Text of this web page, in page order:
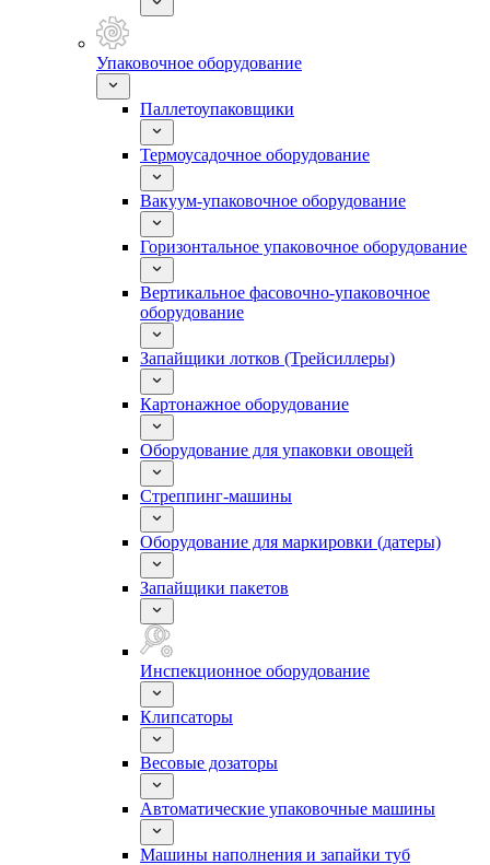
Упаковочное оборудование
Паллетоупаковщики
Термоусадочное оборудование
Вакуум-упаковочное оборудование
Горизонтальное упаковочное оборудование
Вертикальное фасовочно-упаковочное
оборудование
Запайщики лотков (Трейсиллеры)
Картонажное оборудование
Оборудование для упаковки овощей
Стреппинг-машины
Оборудование для маркировки (датеры)
Запайщики пакетов
Инспекционное оборудование
Клипсаторы
Весовые дозаторы
Автоматические упаковочные машины
Машины наполнения и запайки туб